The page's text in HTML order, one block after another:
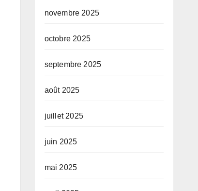
novembre 2025
octobre 2025
septembre 2025
août 2025
juillet 2025
juin 2025
mai 2025